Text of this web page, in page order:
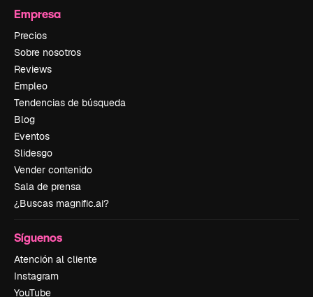
Empresa
Precios
Sobre nosotros
Reviews
Empleo
Tendencias de búsqueda
Blog
Eventos
Slidesgo
Vender contenido
Sala de prensa
¿Buscas magnific.ai?
Síguenos
Atención al cliente
Instagram
YouTube